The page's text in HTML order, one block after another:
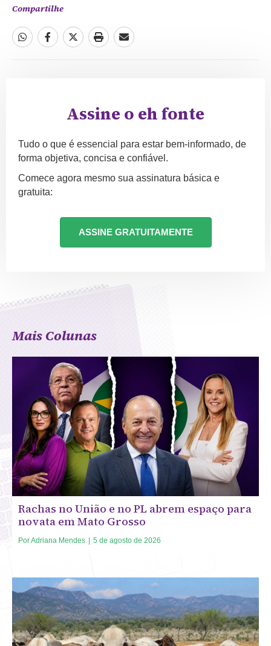
Compartilhe
Assine o eh fonte
Tudo o que é essencial para estar bem-informado, de
forma objetiva, concisa e confiável.
Comece agora mesmo sua assinatura básica e
gratuita:
ASSINE GRATUITAMENTE
Mais Colunas
Rachas no União e no PL abrem espaço para
novata em Mato Grosso
PorAdriana Mendes | 5 de agosto de 2026